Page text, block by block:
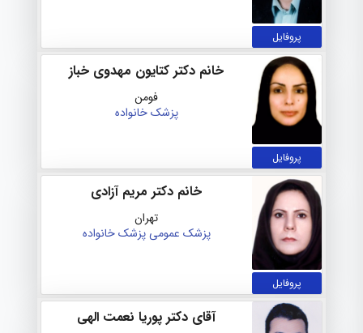
پروفایل
پروفایل
خانم دکتر کتایون مهدوی خباز
فومن
پزشک خانواده
پروفایل
خانم دکتر مریم آزادی
تهران
پزشک عمومیپزشک خانواده
آقای دکتر پوریا نعمت الهی